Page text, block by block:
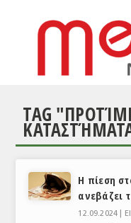
ΕΙΔΗΣΕΙΣ
ΣΥΝΕΝΤΕΥΞΕΙΣ
ΑΝΑΛΥΣΕΙΣ
TAG
Η πίεση
ανεβάζει
12.09.2024 |